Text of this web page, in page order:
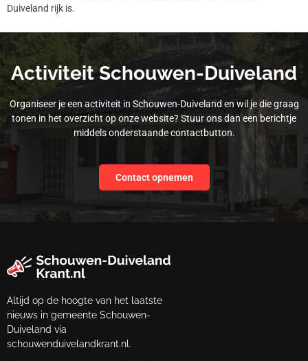
Duiveland rijk is.
Activiteit Schouwen-Duiveland
Organiseer je een activiteit in Schouwen-Duiveland en wil je die graag
tonen in het overzicht op onze website? Stuur ons dan een berichtje
middels onderstaande contactbutton.
Contact opnemen
Altijd op de hoogte van het laatste
nieuws in gemeente Schouwen-
Duiveland via
schouwenduivelandkrant.nl.